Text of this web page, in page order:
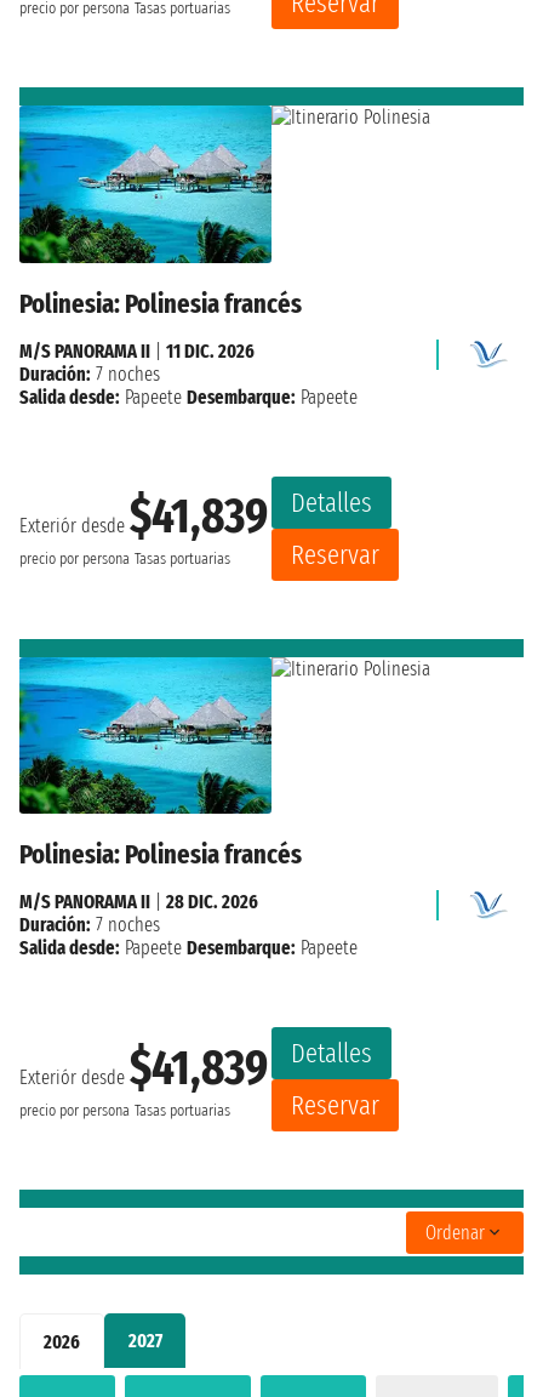
2026 2027
precio por persona Tasas portuarias
Polinesia: Polinesia francés
Exteriór desde $41,839
precio por persona Tasas portuarias
Detalles
Reservar
M/S PANORAMA II
11 DIC. 2026
Duración: 7 noches
Salida desde: Papeete Desembarque: Papeete
Polinesia: Polinesia francés
Exteriór desde $41,839
precio por persona Tasas portuarias
Detalles
Reservar
M/S PANORAMA II
28 DIC. 2026
Duración: 7 noches
Salida desde: Papeete Desembarque: Papeete
Ordenar